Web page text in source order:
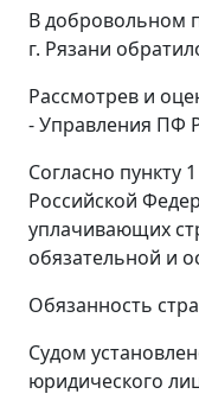
В добровольном
г. Рязани
Рассмотрев и
- Управления ПФ
Согласно пункту
Российской
уплачивающих
обязательной и
Обязанность
Судом
юридического